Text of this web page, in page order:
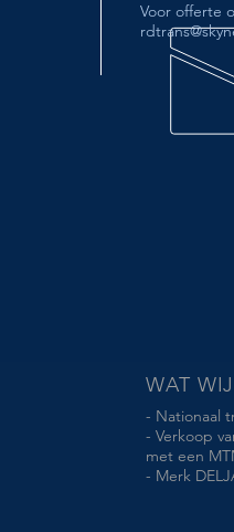
Voor offerte
WAT
- Nationaal
- Verkoop
met een
- Merk